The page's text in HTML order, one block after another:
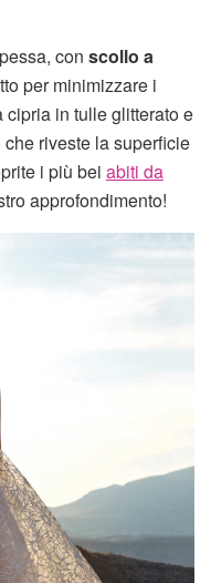
con scollo a
per minimizzare i
cipria in tulle glitterato e
che riveste la superficie
i più bei abiti da
approfondimento!